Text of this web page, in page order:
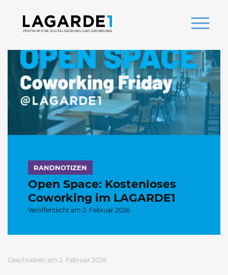
RANDNOTIZEN
Open Space: Kostenloses
Coworking im LAGARDE1
Veröffentlicht am 2. Februar 2026
Geschrieben am 2. Februar 2026